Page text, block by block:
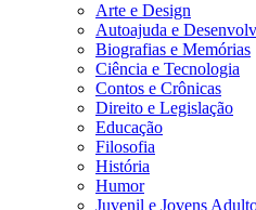
Arte e Design
Autoajuda e
Biografias e Memórias
Ciência e Tecnologia
Contos e Crônicas
Direito e Legislação
Educação
Filosofia
História
Humor
Juvenil e Jovens